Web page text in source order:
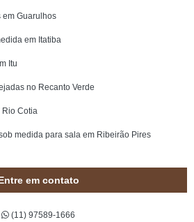
em Guarulhos
em Itatiba
Itu
no Recanto Verde
Cotia
medida para sala em Ribeirão Pires
em contato
(11) 97589-1666